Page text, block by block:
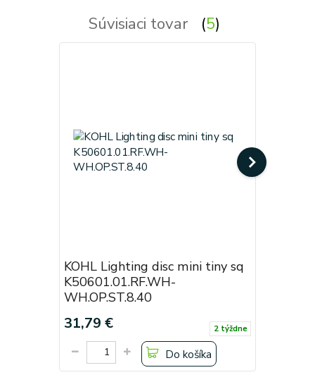
Súvisiaci tovar 5
KOHL Lighting disc mini tiny sq
K50601.01.RF.WH-
WH.OP.ST.8.40
31,79 € 2 týždne
Do košíka